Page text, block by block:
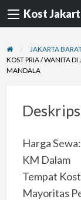
Kost
JAKARTA
KOST PRIA / WANITA
MANDALA
Harga
KM Dalam
Tempat
Mayoritas